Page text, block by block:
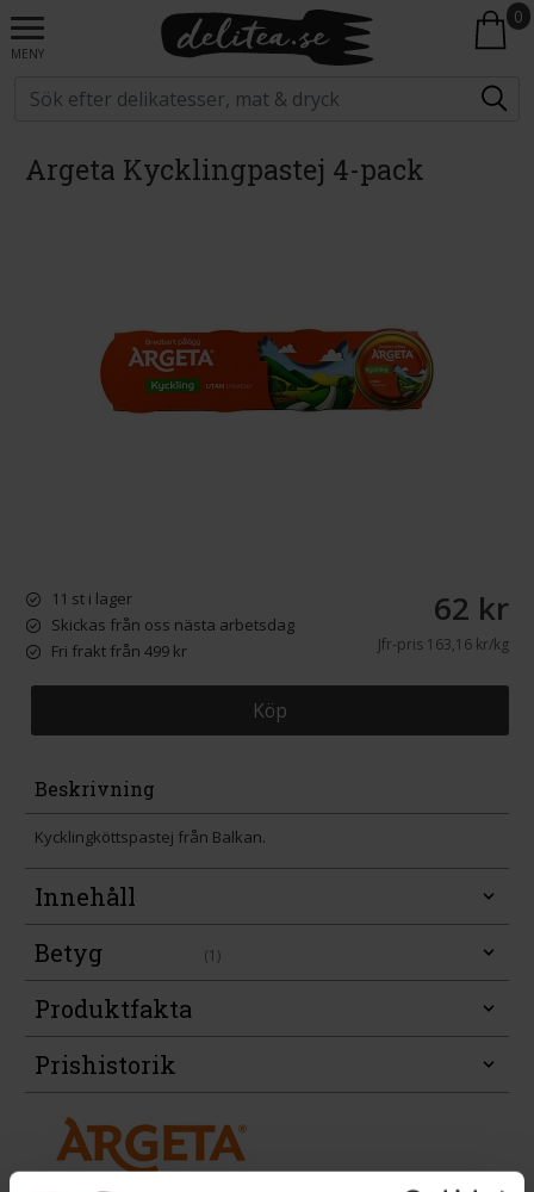
MENY
0
Argeta Kycklingpastej 4-pack
11 st i lager
Skickas från oss nästa arbetsdag
Fri frakt från 499 kr
62 kr
Jfr-pris163,16 kr/kg
Köp
Beskrivning
Kycklingköttspastej från Balkan.
Innehåll
Betyg
(1)
Produktfakta
Prishistorik